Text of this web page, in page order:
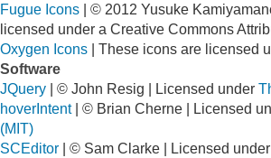
Fugue Icons | © 2012 Yusuke
licensed under a Creative Commons
Oxygen Icons | These icons are licensed
Software
JQuery | © John Resig | Licensed under
hoverIntent| © Brian Cherne | Licensed
(MIT)
SCEditor | © Sam Clarke | Licensed under